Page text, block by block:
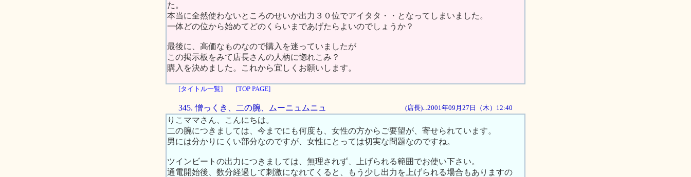
た。
本当に全然使わないところのせいか出力３０位でアイタタ・・となってしまいました。
一体どの位から始めてどのくらいまであげたらよいのでしょうか？
最後に、高価なものなので購入を迷っていましたが
この掲示板をみて店長さんの人柄に惚れこみ？
購入を決めました。これから宜しくお願いします。
[タイトル一覧] [TOP PAGE]
345. 憎っくき、二の腕、ムーニュムニュ (店長)...2001年09月27日（木）12:40
りこママさん、こんにちは。
二の腕につきましては、今までにも何度も、女性の方からご要望が、寄せられています。
男には分かりにくい部分なのですが、女性にとっては切実な問題なのですね。
ツインビートの出力につきましては、無理されず、上げられる範囲でお使い下さい。
通電開始後、数分経過して刺激になれてくると、もう少し出力を上げられる場合もありますの